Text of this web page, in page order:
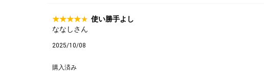
使い勝手よし
ななしさん
2025/10/08
購入済み